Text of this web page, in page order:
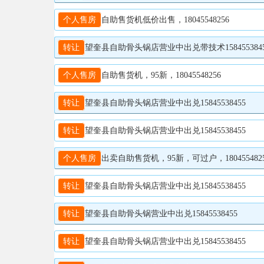
个人售房 自助售货机低价出售，18045548256
转让 望奎县自助骨头锅店营业中出兑带技术
个人售房 自助售货机，95新，18045548256
转让 望奎县自助骨头锅店营业中出兑15845538455
转让 望奎县自助骨头锅店营业中出兑15845538455
个人售房 出卖自助售货机，95新，可过户，
转让 望奎县自助骨头锅店营业中出兑15845538455
转让 望奎县自助骨头锅营业中出兑15845538455
转让 望奎县自助骨头锅店营业中出兑15845538455